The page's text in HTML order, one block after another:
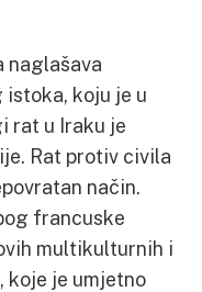
naglašava
koju je u
rat u Iraku je
Rat protiv civila
način.
francuske
multikulturnih i
koje je umjetno